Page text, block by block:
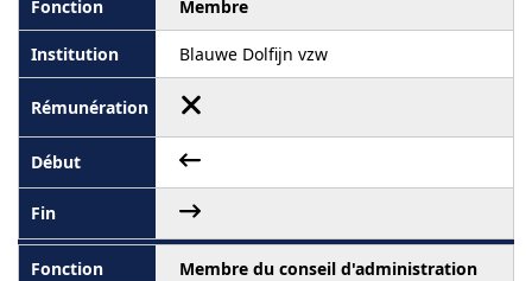
Membre
Blauwe Dolfijn vzw
Membre du conseil d'administration